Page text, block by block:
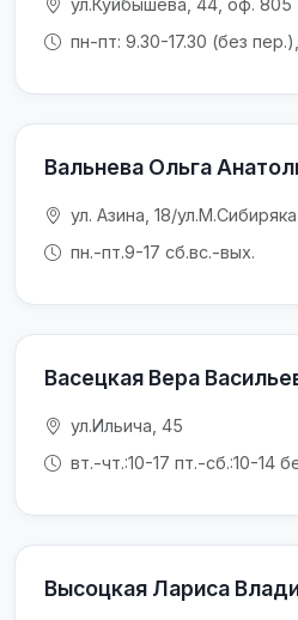
ул.Куйбышева, 44, оф. 805
пн-пт: 9.30-17.30 (без
Вальнева Ольга
ул. Азина, 18/
пн.-пт.9-17 сб.вс.-вых.
Васецкая Вера
ул.Ильича, 45
вт.-чт.:10-17 пт.-сб.:10-14
Высоцкая Лариса